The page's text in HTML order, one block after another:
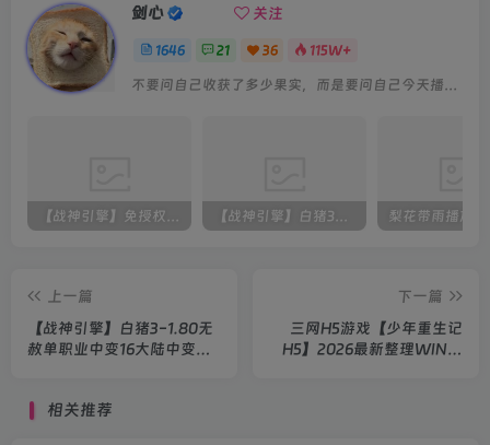
剑心 关注
1646 21 36 115W+
不要问自己收获了多少果实，而是要问自己今天播种了多少种子
【战神引擎】免授权-原生 [全屏自动拾取] 插件 + 配置教程（更新修复版，具体自测） 【战神引擎】白猪3-流浪战神3神技8大陆全屏拾取版特色服务端+生肖+转生+秘境+神魔+双端+教程(更新眼神拾取)
上一篇
【战神引擎】白猪3-1.80无
赦单职业中变16大陆中变服
下一篇
三网H5游戏【少年重生记
H5】2026最新整理WIN系
相关推荐